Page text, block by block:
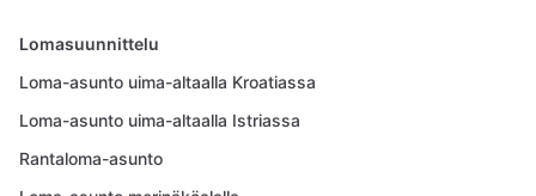
Lomasuunnittelu
Loma-asunto uima-altaalla Kroatiassa
Loma-asunto uima-altaalla Istriassa
Rantaloma-asunto